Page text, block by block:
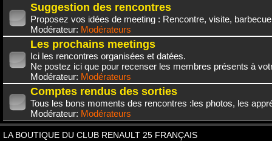
Suggestion des rencontres
Proposez vos idées de meeting : Rencontre, visite,
Modérateur: Modérateurs
Les prochains meetings
Ici les rencontres organisées et datées.
Ne postez ici que pour recenser les membres présents à
Modérateur: Modérateurs
Comptes rendus des sorties
Tous les bons moments des rencontres :les photos, les
Modérateur: Modérateurs
LA BOUTIQUE DU CLUB RENAULT 25 FRANÇAIS